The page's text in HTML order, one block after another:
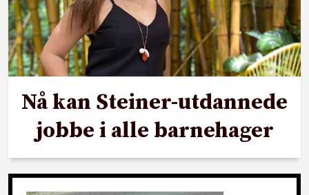
Nå kan Steiner-utdannede
jobbe i alle barnehager